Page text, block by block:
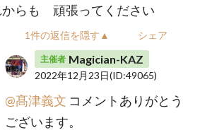
からも 頑張ってください
1件の返信を隠す▲ シェア
主催者 Magician-KAZ
2022年12月23日(ID:49065)
@髙津義文 コメントありがとう
ございます。